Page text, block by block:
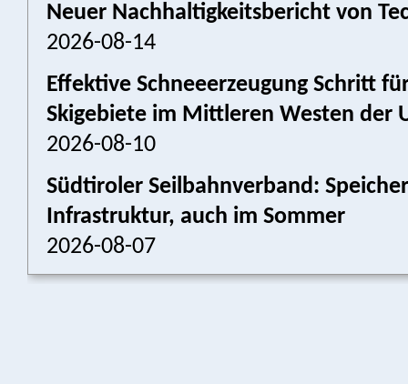
Neuer Nachhaltigkeitsbericht von
2026-08-14
Effektive Schneeerzeugung Schritt
Skigebiete im Mittleren Westen der
2026-08-10
Südtiroler Seilbahnverband:
Infrastruktur, auch im Sommer
2026-08-07